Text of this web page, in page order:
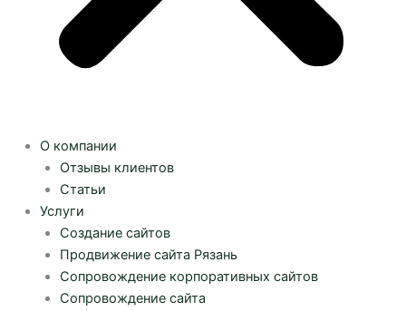
О компании
Отзывы клиентов
Статьи
Услуги
Создание сайтов
Продвижение сайта Рязань
Сопровождение корпоративных сайтов
Сопровождение сайта